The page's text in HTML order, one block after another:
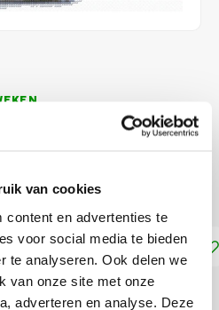
van cookies
content en advertenties te
voor social media te bieden
te analyseren. Ook delen we
van onze site met onze
adverteren en analyse. Deze
aan winkelwagen